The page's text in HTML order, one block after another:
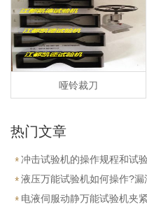
哑铃裁刀
热门文章
冲击试验机的操作规程和试
液压万能试验机如何操作?
电液伺服动静万能试验机夹